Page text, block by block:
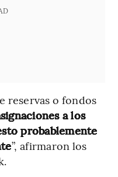
reservas o fondos
a los
probablemente
”, afirmaron los